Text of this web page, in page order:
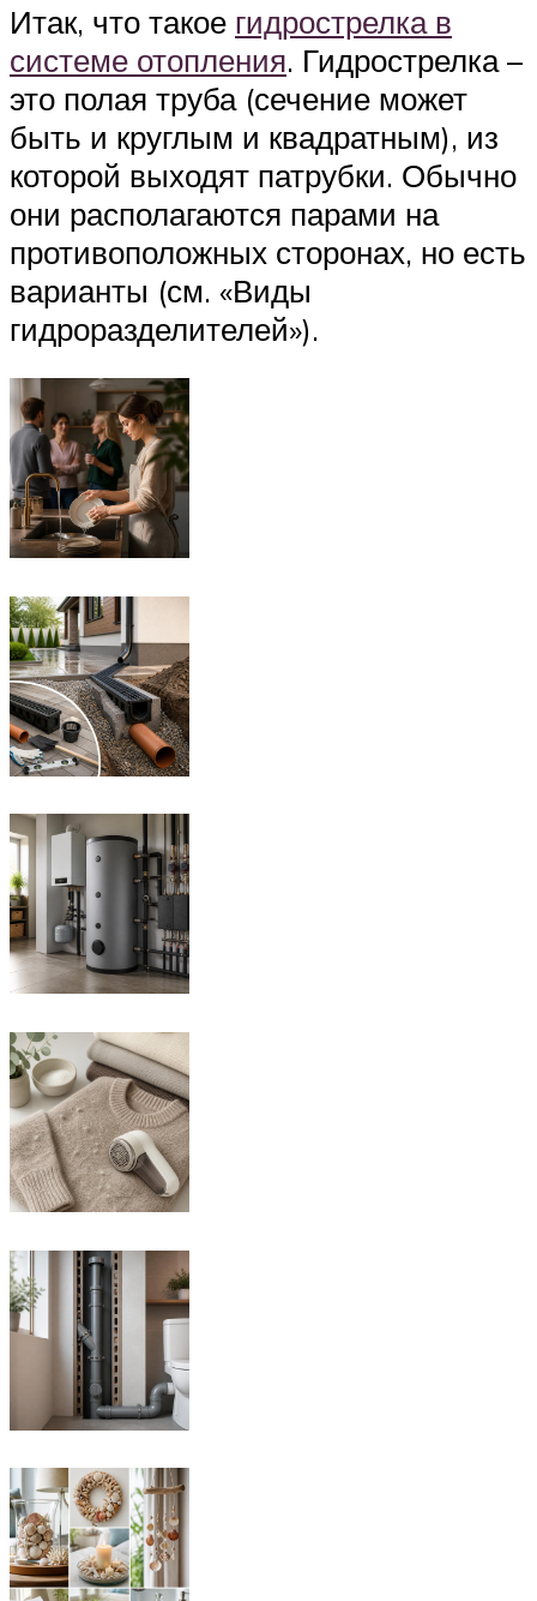
Итак, что такое гидрострелка в
системе отопления. Гидрострелка –
это полая труба (сечение может
быть и круглым и квадратным), из
которой выходят патрубки. Обычно
они располагаются парами на
противоположных сторонах, но есть
варианты (см. «Виды
гидроразделителей»).